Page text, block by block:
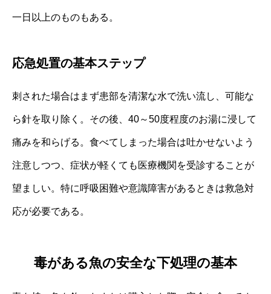
一日以上のものもある。
応急処置の基本ステップ
刺された場合はまず患部を清潔な水で洗い流し、可能な
ら針を取り除く。その後、40～50度程度のお湯に浸して
痛みを和らげる。食べてしまった場合は吐かせないよう
注意しつつ、症状が軽くても医療機関を受診することが
望ましい。特に呼吸困難や意識障害があるときは救急対
応が必要である。
毒がある魚の安全な下処理の基本